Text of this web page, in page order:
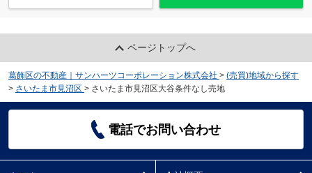
ページトップへ
葛飾区の不動産｜サンハーツコーポレーション株式会社 > (売買)地域から探す
> さいたま市見沼区 > さいたま市見沼区大谷条件なし売地
電話でお問い合わせ